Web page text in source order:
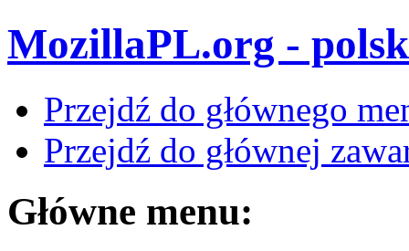
MozillaPL.org -
Przejdź do głównego
Przejdź do głównej
Główne menu: